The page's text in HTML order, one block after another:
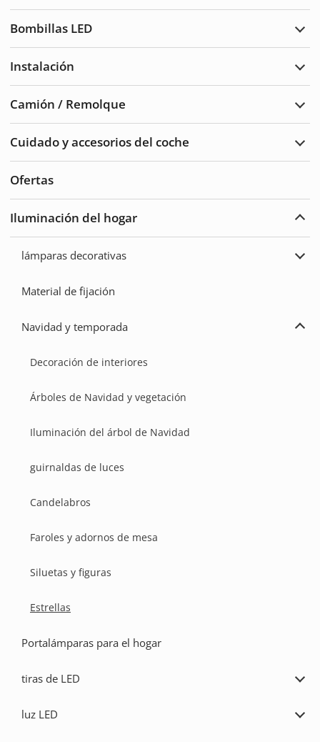
Bombillas LED
Instalación
Camión / Remolque
Cuidado y accesorios del coche
Ofertas
Iluminación del hogar
lámparas decorativas
Material de fijación
Navidad y temporada
Decoración de interiores
Árboles de Navidad y vegetación
Iluminación del árbol de Navidad
guirnaldas de luces
Candelabros
Faroles y adornos de mesa
Siluetas y figuras
Estrellas
Portalámparas para el hogar
tiras de LED
LED
luz LED